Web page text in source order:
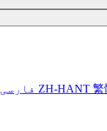
ZH-HANT 繁 فارسی